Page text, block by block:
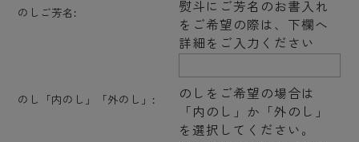
のしご芳名:
熨斗にご芳名のお書入れ
をご希望の際は、下欄へ
詳細をご入力ください
のし「内のし」「外のし」:
のしをご希望の場合は
「内のし」か「外のし」
を選択してください。